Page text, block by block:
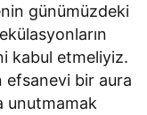
günümüzdeki
kabul etmeliyiz.
efsanevi bir aura
unutmamak